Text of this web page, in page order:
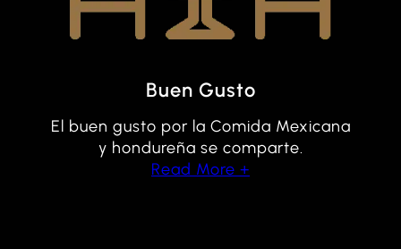
Buen Gusto
El buen gusto por la Comida Mexicana
y hondureña se comparte.
Read More +